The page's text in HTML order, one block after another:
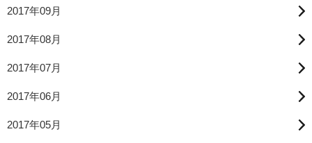
2017年09月
2017年08月
2017年07月
2017年06月
2017年05月